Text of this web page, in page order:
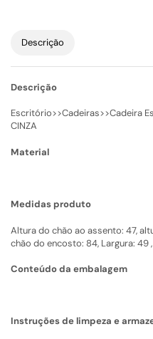
Descrição
Descrição
Escritório>>Cadeiras>>Cadeira
CINZA
Material
Medidas produto
Altura do chão ao assento: 47,
chão do encosto: 84, Largura: 49
Conteúdo da embalagem
Instruções de limpeza e